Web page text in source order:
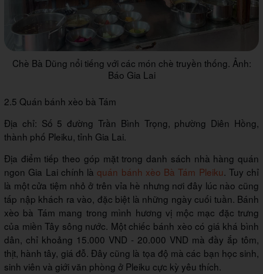
Chè Bà Dũng nổi tiếng với các món chè truyền thống. Ảnh:
Báo Gia Lai
2.5 Quán bánh xèo bà Tám
Địa chỉ: Số 5 đường Trần Bình Trọng, phường Diên Hồng,
thành phố Pleiku, tỉnh Gia Lai.
Địa điểm tiếp theo góp mặt trong danh sách nhà hàng quán
ngon Gia Lai chính làquán bánh xèo Bà Tám Pleiku. Tuy chỉ
là một cửa tiệm nhỏ ở trên vỉa hè nhưng nơi đây lúc nào cũng
tấp nập khách ra vào, đặc biệt là những ngày cuối tuần. Bánh
xèo bà Tám mang trong mình hương vị mộc mạc đặc trưng
của miền Tây sông nước. Một chiếc bánh xèo có giá khá bình
dân, chỉ khoảng 15.000 VND - 20.000 VND mà đầy ắp tôm,
thịt, hành tây, giá đỗ. Đây cũng là tọa độ mà các bạn học sinh,
sinh viên và giới văn phòng ở Pleiku cực kỳ yêu thích.